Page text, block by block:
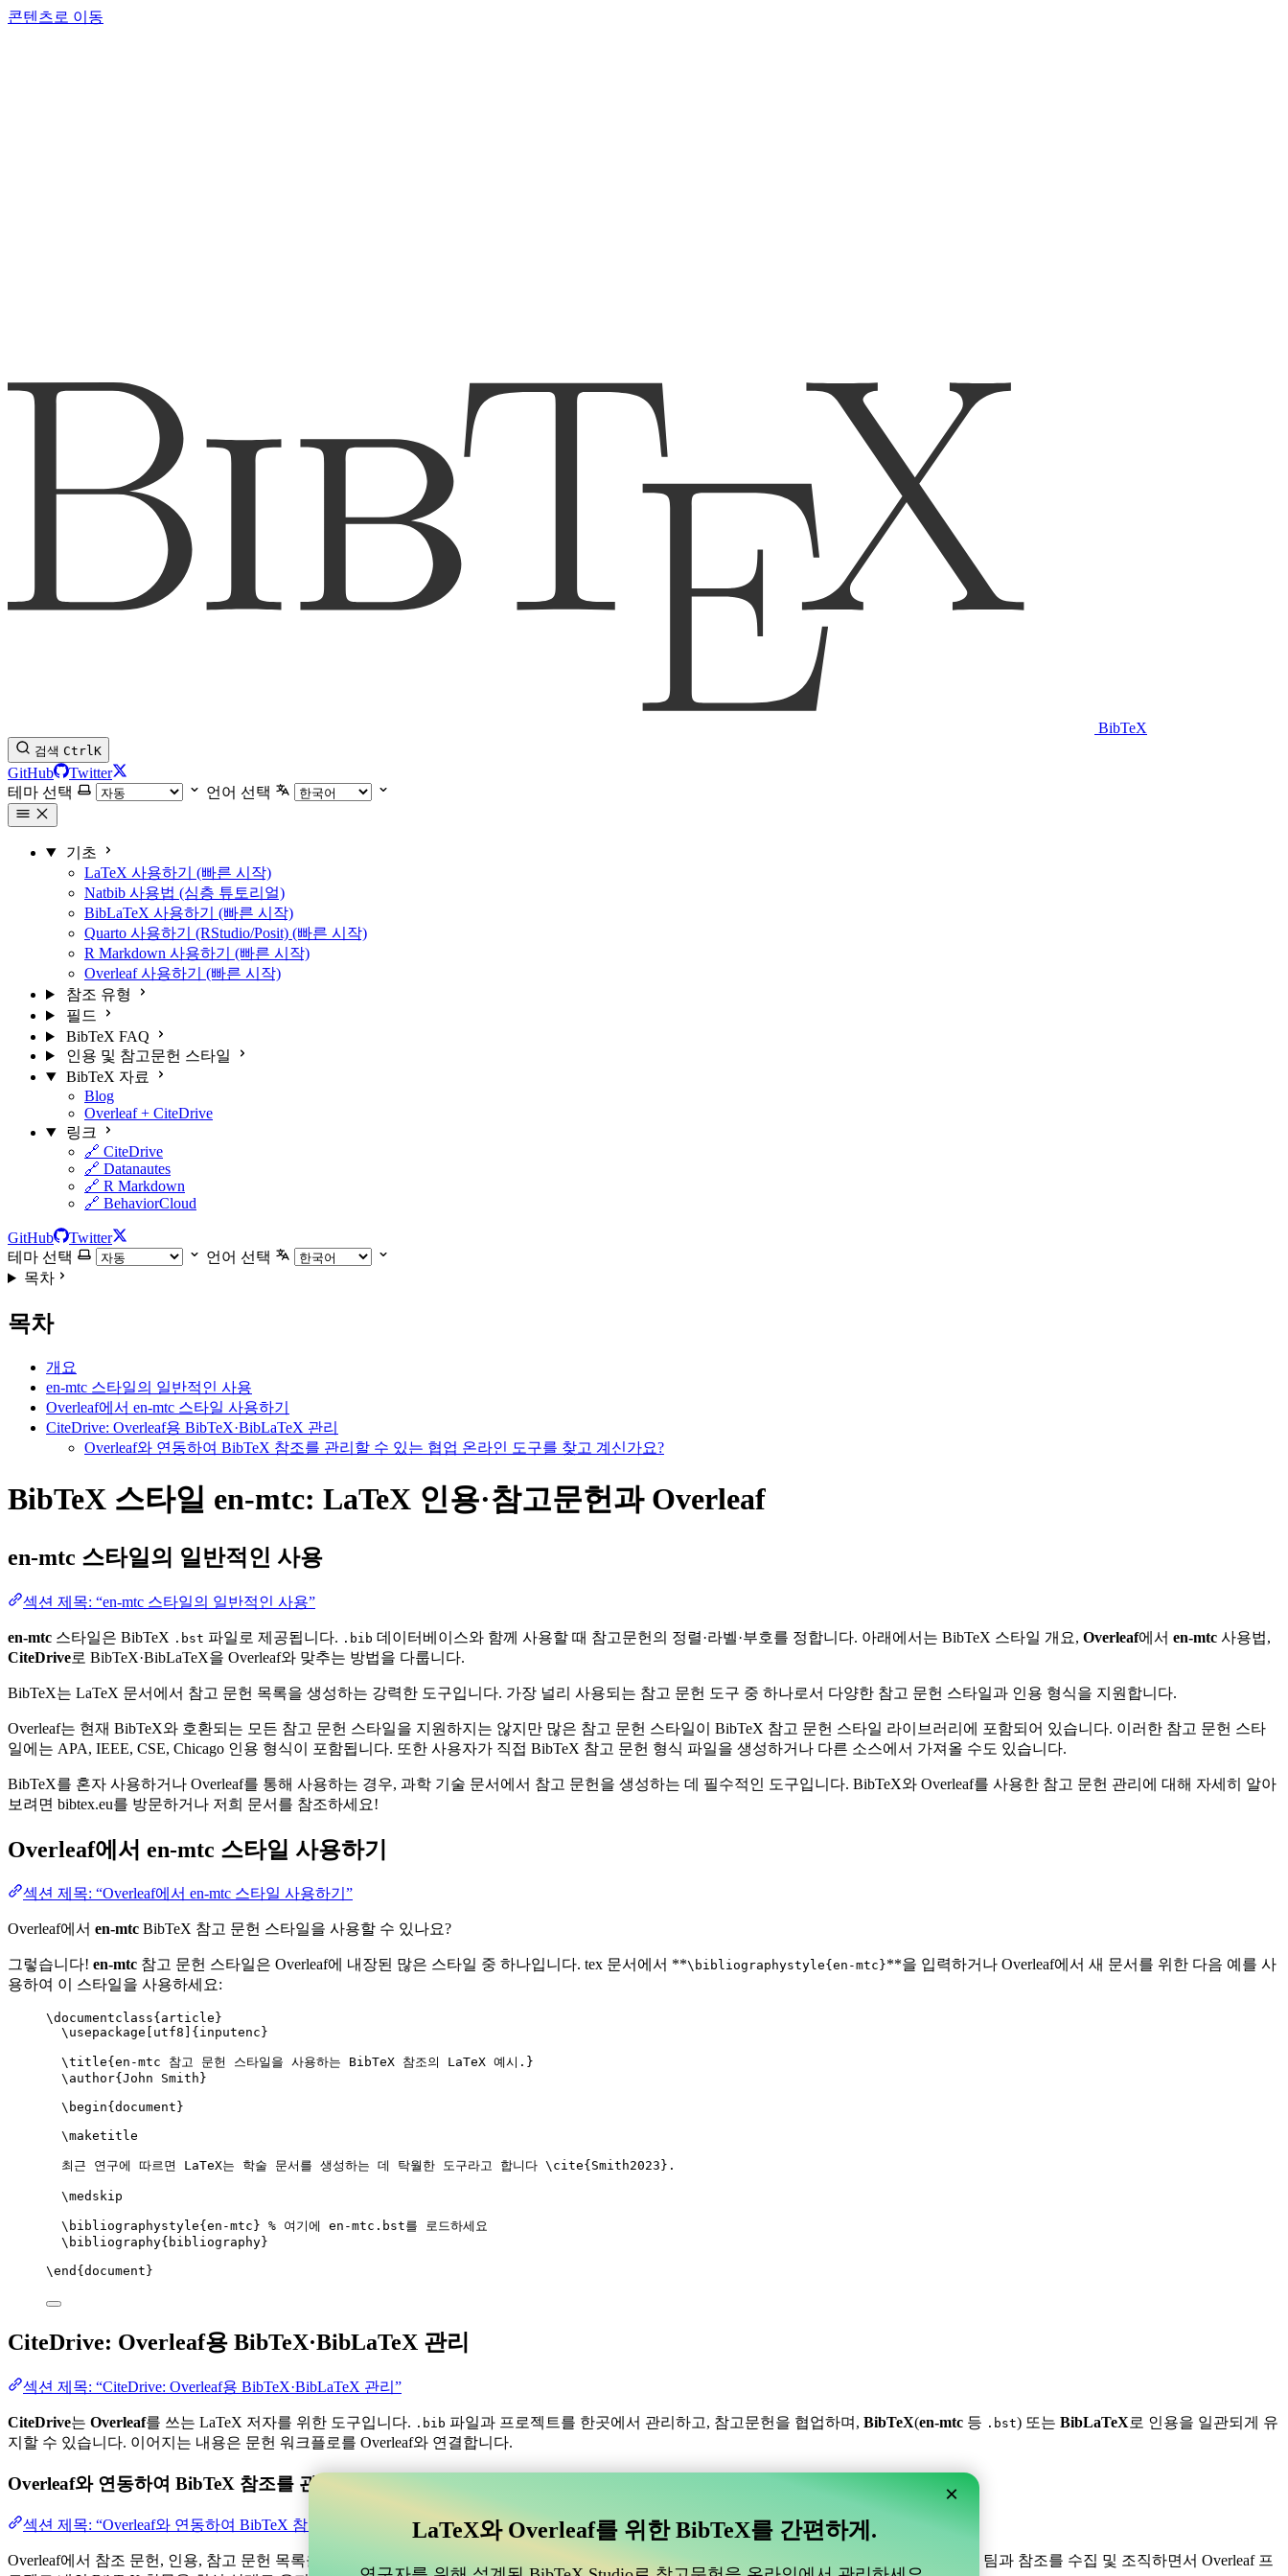
콘텐츠로 이동
BibTeX
검색 CtrlK
GitHub
Twitter
테마 선택
언어 선택
기초
LaTeX 사용하기 (빠른 시작)
Natbib 사용법 (심층 튜토리얼)
BibLaTeX 사용하기 (빠른 시작)
Quarto 사용하기 (RStudio/Posit) (빠른 시작)
R Markdown 사용하기 (빠른 시작)
Overleaf 사용하기 (빠른 시작)
참조 유형
필드
BibTeX FAQ
인용 및 참고문헌 스타일
BibTeX 자료
Blog
Overleaf + CiteDrive
링크
🔗 CiteDrive
🔗 Datanautes
🔗 R Markdown
🔗 BehaviorCloud
GitHub
Twitter
테마 선택
언어 선택
목차
목차
개요
en-mtc 스타일의 일반적인 사용
Overleaf에서 en-mtc 스타일 사용하기
CiteDrive: Overleaf용 BibTeX·BibLaTeX 관리
Overleaf와 연동하여 BibTeX 참조를 관리할 수 있는 협업 온라인 도구를 찾고 계신가요?
BibTeX 스타일 en-mtc: LaTeX 인용·참고문헌과 Overleaf
en-mtc 스타일의 일반적인 사용
섹션 제목: “en-mtc 스타일의 일반적인 사용”
en-mtc 스타일은 BibTeX .bst 파일로 제공됩니다. .bib 데이터베이스와 함께 사용할 때 참고문헌의 정렬·라벨·부호를 정합니다. 아래에서는 BibTeX 스타일 개요, Overleaf에서 en-mtc 사용법,
CiteDrive로 BibTeX·BibLaTeX을 Overleaf와 맞추는 방법을 다룹니다.
BibTeX는 LaTeX 문서에서 참고 문헌 목록을 생성하는 강력한 도구입니다. 가장 널리 사용되는 참고 문헌 도구 중 하나로서 다양한 참고 문헌 스타일과 인용 형식을 지원합니다.
Overleaf는 현재 BibTeX와 호환되는 모든 참고 문헌 스타일을 지원하지는 않지만 많은 참고 문헌 스타일이 BibTeX 참고 문헌 스타일 라이브러리에 포함되어 있습니다. 이러한 참고 문헌 스타
일에는 APA, IEEE, CSE, Chicago 인용 형식이 포함됩니다. 또한 사용자가 직접 BibTeX 참고 문헌 형식 파일을 생성하거나 다른 소스에서 가져올 수도 있습니다.
BibTeX를 혼자 사용하거나 Overleaf를 통해 사용하는 경우, 과학 기술 문서에서 참고 문헌을 생성하는 데 필수적인 도구입니다. BibTeX와 Overleaf를 사용한 참고 문헌 관리에 대해 자세히 알아
보려면 bibtex.eu를 방문하거나 저희 문서를 참조하세요!
Overleaf에서 en-mtc 스타일 사용하기
섹션 제목: “Overleaf에서 en-mtc 스타일 사용하기”
Overleaf에서 en-mtc BibTeX 참고 문헌 스타일을 사용할 수 있나요?
그렇습니다! en-mtc 참고 문헌 스타일은 Overleaf에 내장된 많은 스타일 중 하나입니다. tex 문서에서 **\bibliographystyle{en-mtc}**을 입력하거나 Overleaf에서 새 문서를 위한 다음 예를 사
용하여 이 스타일을 사용하세요:
\documentclass{ article }
\usepackage
utf8 ]{ inputenc }
\title{en-mtc 참고 문헌 스타일을 사용하는 BibTeX 참조의 LaTeX 예시.}
\author{John Smith}
\begin{ document }
\maketitle
최근 연구에 따르면 LaTeX는 학술 문서를 생성하는 데 탁월한 도구라고 합니다 \cite{ Smith2023 }.
\medskip
\bibliographystyle{en-mtc} % 여기에 en-mtc.bst를 로드하세요
\bibliography{bibliography}
\end { document }
CiteDrive: Overleaf용 BibTeX·BibLaTeX 관리
섹션 제목: “CiteDrive: Overleaf용 BibTeX·BibLaTeX 관리”
CiteDrive는 Overleaf를 쓰는 LaTeX 저자를 위한 도구입니다. .bib 파일과 프로젝트를 한곳에서 관리하고, 참고문헌을 협업하며, BibTeX(en-mtc 등 .bst) 또는 BibLaTeX로 인용을 일관되게 유
지할 수 있습니다. 이어지는 내용은 문헌 워크플로를 Overleaf와 연결합니다.
Overleaf와 연동하여 BibTeX 참조를 관리할 수 있는 협업 온라인 도구를 찾고 계신가요?
섹션 제목: “Overleaf와 연동하여 BibTeX 참조를 관리할 수 있는 협업 온라인 도구를 찾고 계신가요?”
Overleaf에서 참조 문헌, 인용, 참고 문헌 목록을 관리하는 데 도움이 될 온라인 도구를 찾고 있다면, CiteDrive가 완벽할 수 있습니다! 프로젝트 내의 팀과 참조를 수집 및 조직하면서 Overleaf 프
×
LaTeX와 Overleaf를 위한 BibTeX를 간편하게.